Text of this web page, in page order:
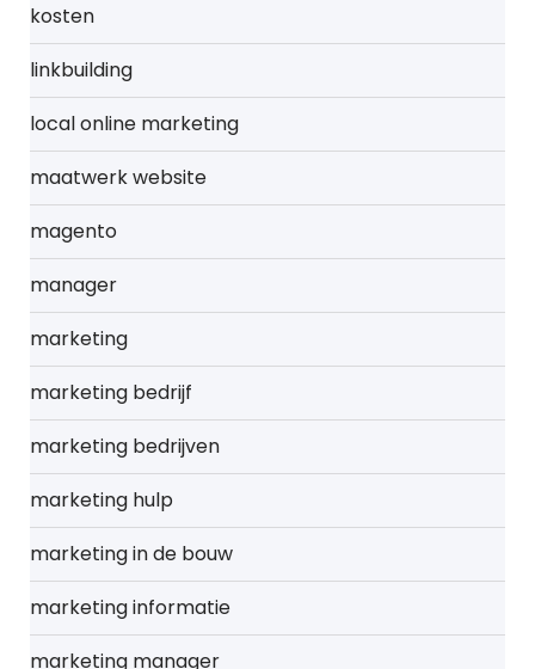
kosten
linkbuilding
local online marketing
maatwerk website
magento
manager
marketing
marketing bedrijf
marketing bedrijven
marketing hulp
marketing in de bouw
marketing informatie
marketing manager